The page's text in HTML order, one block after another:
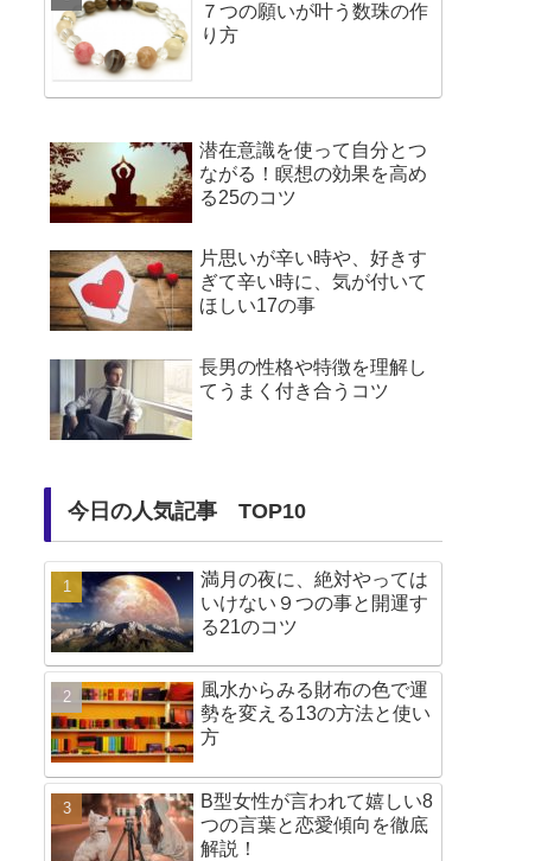
７つの願いが叶う数珠の作
り方
潜在意識を使って自分とつ
ながる！瞑想の効果を高め
る25のコツ
片思いが辛い時や、好きす
ぎて辛い時に、気が付いて
ほしい17の事
長男の性格や特徴を理解し
てうまく付き合うコツ
今日の人気記事 TOP10
満月の夜に、絶対やっては
いけない９つの事と開運す
る21のコツ
風水からみる財布の色で運
勢を変える13の方法と使い
方
B型女性が言われて嬉しい8
つの言葉と恋愛傾向を徹底
解説！